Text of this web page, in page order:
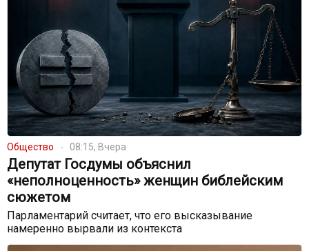
Общество 08:15, Вчера
Депутат Госдумы объяснил
«неполноценность» женщин библейским
сюжетом
Парламентарий считает, что его высказывание
намеренно вырвали из контекста